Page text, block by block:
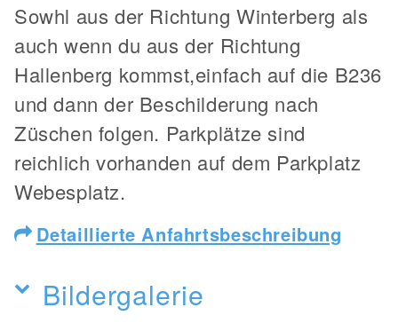
Sowhl aus der Richtung Winterberg als
auch wenn du aus der Richtung
Hallenberg kommst,einfach auf die B236
und dann der Beschilderung nach
Züschen folgen. Parkplätze sind
reichlich vorhanden auf dem Parkplatz
Webesplatz.
Detaillierte Anfahrtsbeschreibung
Bildergalerie